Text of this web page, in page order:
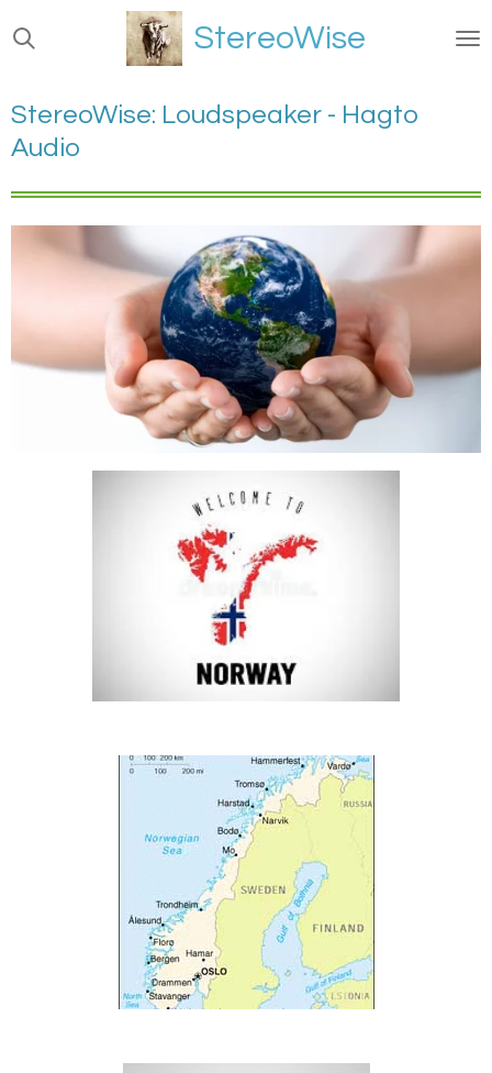
Ga
direct
de
hoofdinhoud
StereoWise
StereoWise: Loudspeaker - Hagto
Audio